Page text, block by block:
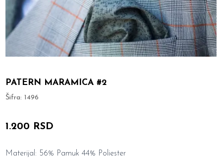
PATERN MARAMICA #2
Šifra:1496
1.200 RSD
Materijal: 56% Pamuk 44% Poliester